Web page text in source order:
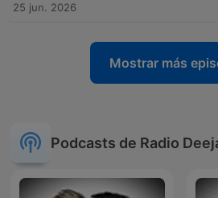
25 jun. 2026
Mostrar más
Podcasts de Radio